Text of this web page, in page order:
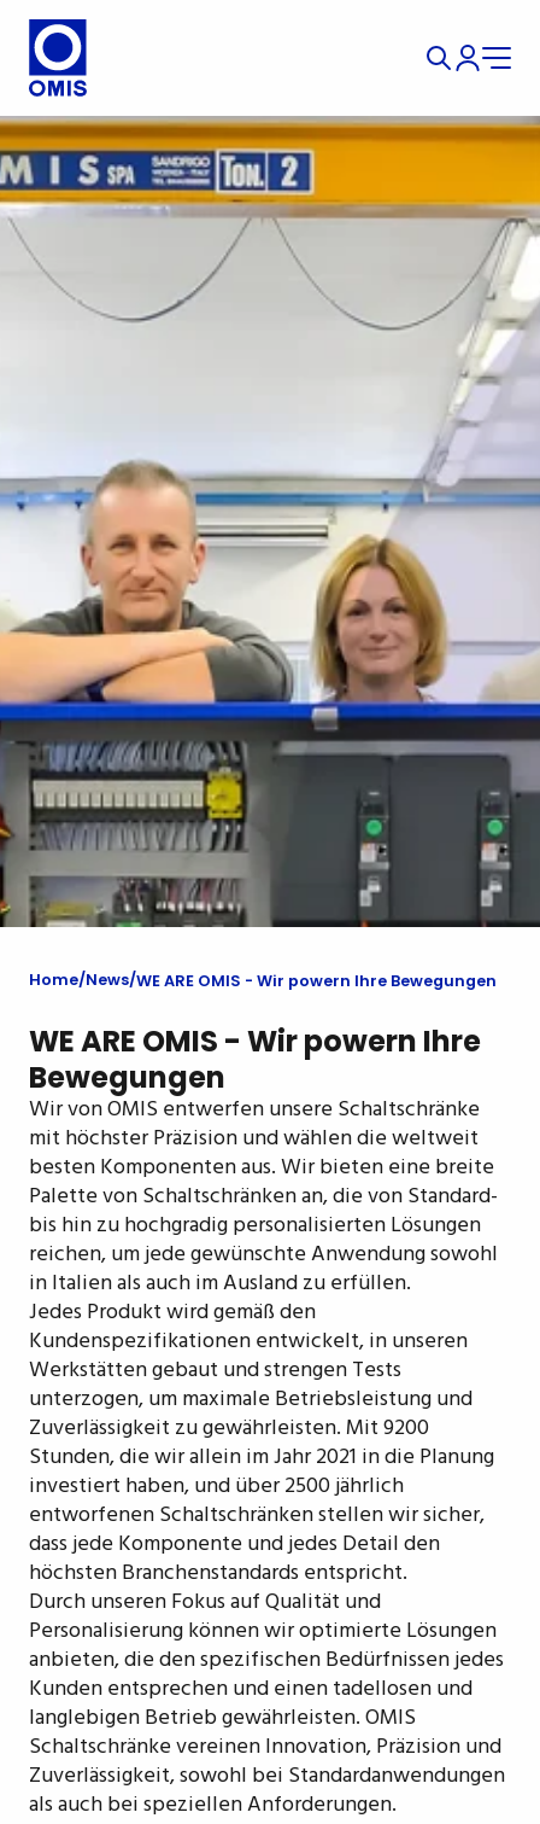
Home News WE ARE OMIS - Wir powern Ihre Bewegungen
WE ARE OMIS - Wir powern Ihre
Bewegungen
Wir von OMIS entwerfen unsere Schaltschränke
mit höchster Präzision und wählen die weltweit
besten Komponenten aus. Wir bieten eine breite
Palette von Schaltschränken an, die von Standard-
bis hin zu hochgradig personalisierten Lösungen
reichen, um jede gewünschte Anwendung sowohl
in Italien als auch im Ausland zu erfüllen.
Jedes Produkt wird gemäß den
Kundenspezifikationen entwickelt, in unseren
Werkstätten gebaut und strengen Tests
unterzogen, um maximale Betriebsleistung und
Zuverlässigkeit zu gewährleisten. Mit 9200
Stunden, die wir allein im Jahr 2021 in die Planung
investiert haben, und über 2500 jährlich
entworfenen Schaltschränken stellen wir sicher,
dass jede Komponente und jedes Detail den
höchsten Branchenstandards entspricht.
Durch unseren Fokus auf Qualität und
Personalisierung können wir optimierte Lösungen
anbieten, die den spezifischen Bedürfnissen jedes
Kunden entsprechen und einen tadellosen und
langlebigen Betrieb gewährleisten. OMIS
Schaltschränke vereinen Innovation, Präzision und
Zuverlässigkeit, sowohl bei Standardanwendungen
als auch bei speziellen Anforderungen.